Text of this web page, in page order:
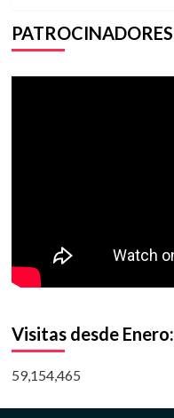
PATROCINADORES
Visitas desde Enero:
59,154,465